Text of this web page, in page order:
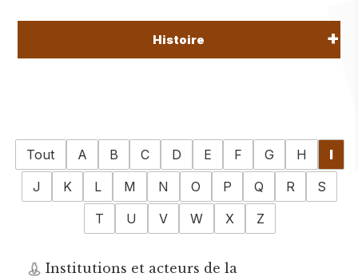
Histoire
Tout A B C D E F G H
I
J
K L M N O P Q R
S
T
U V W X Z
Institutions et acteurs de la